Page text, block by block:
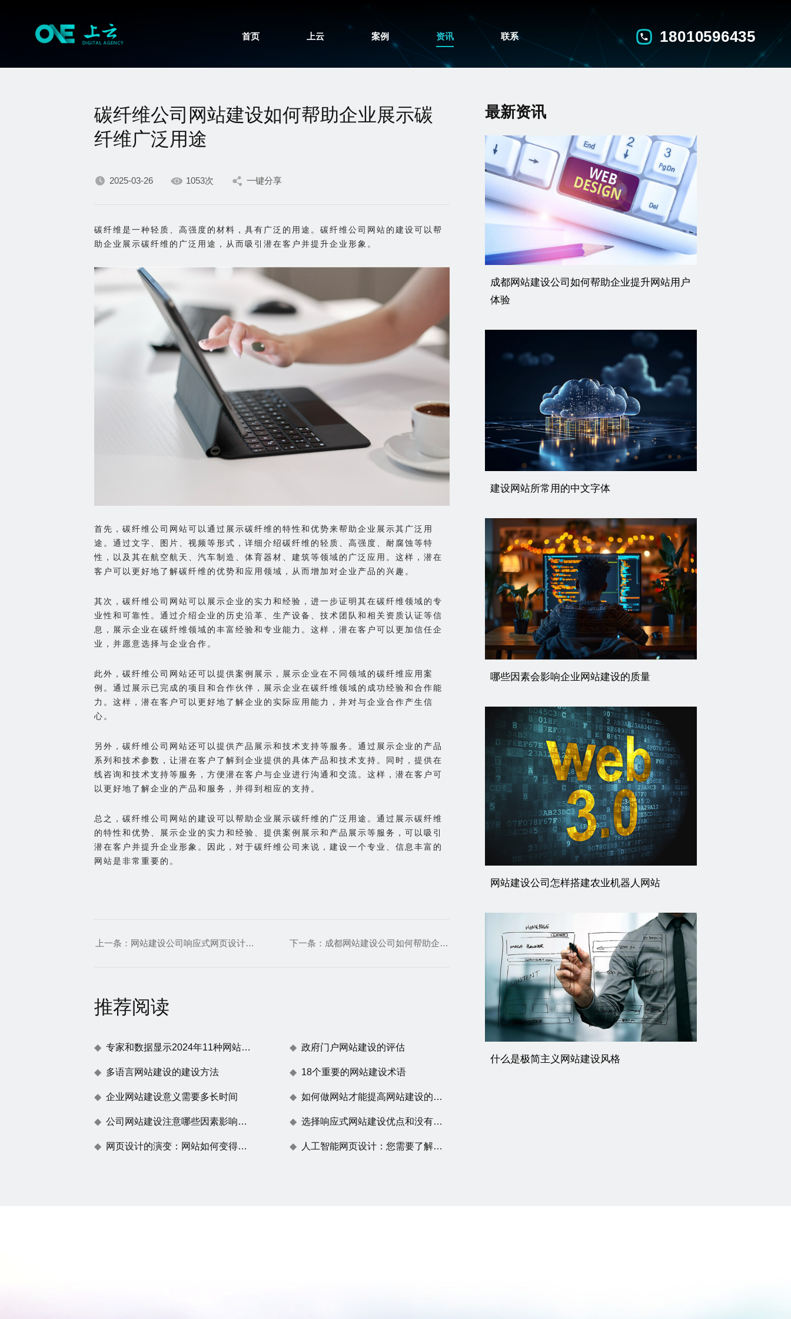
首页 上云 案例 资讯 联系 18010596435
碳纤维公司网站建设如何帮助企业展示碳
纤维广泛用途
2025-03-26 1053次 一键分享
碳纤维是一种轻质、高强度的材料，具有广泛的用途。碳纤维公司网站的建设可以帮
助企业展示碳纤维的广泛用途，从而吸引潜在客户并提升企业形象。
首先，碳纤维公司网站可以通过展示碳纤维的特性和优势来帮助企业展示其广泛用
途。通过文字、图片、视频等形式，详细介绍碳纤维的轻质、高强度、耐腐蚀等特
性，以及其在航空航天、汽车制造、体育器材、建筑等领域的广泛应用。这样，潜在
客户可以更好地了解碳纤维的优势和应用领域，从而增加对企业产品的兴趣。
其次，碳纤维公司网站可以展示企业的实力和经验，进一步证明其在碳纤维领域的专
业性和可靠性。通过介绍企业的历史沿革、生产设备、技术团队和相关资质认证等信
息，展示企业在碳纤维领域的丰富经验和专业能力。这样，潜在客户可以更加信任企
业，并愿意选择与企业合作。
此外，碳纤维公司网站还可以提供案例展示，展示企业在不同领域的碳纤维应用案
例。通过展示已完成的项目和合作伙伴，展示企业在碳纤维领域的成功经验和合作能
力。这样，潜在客户可以更好地了解企业的实际应用能力，并对与企业合作产生信
心。
另外，碳纤维公司网站还可以提供产品展示和技术支持等服务。通过展示企业的产品
系列和技术参数，让潜在客户了解到企业提供的具体产品和技术支持。同时，提供在
线咨询和技术支持等服务，方便潜在客户与企业进行沟通和交流。这样，潜在客户可
以更好地了解企业的产品和服务，并得到相应的支持。
总之，碳纤维公司网站的建设可以帮助企业展示碳纤维的广泛用途。通过展示碳纤维
的特性和优势、展示企业的实力和经验、提供案例展示和产品展示等服务，可以吸引
潜在客户并提升企业形象。因此，对于碳纤维公司来说，建设一个专业、信息丰富的
网站是非常重要的。
上一条： 网站建设公司响应式网页设计的本质及其优势 下一条： 成都网站建设公司如何帮助企业提升网站用户体验
推荐阅读
专家和数据显示2024年11种网站建设趋势 政府门户网站建设的评估
多语言网站建设的建设方法 18个重要的网站建设术语
企业网站建设意义需要多长时间 如何做网站才能提高网站建设的用户体验度
公司网站建设注意哪些因素影响百度蜘蛛抓取 选择响应式网站建设优点和没有任何效果原因
网页设计的演变：网站如何变得不仅仅是一张漂亮的脸蛋 人工智能网页设计：您需要了解的一切
最新资讯
成都网站建设公司如何帮助企业提升网站用户
体验
建设网站所常用的中文字体
哪些因素会影响企业网站建设的质量
网站建设公司怎样搭建农业机器人网站
什么是极简主义网站建设风格